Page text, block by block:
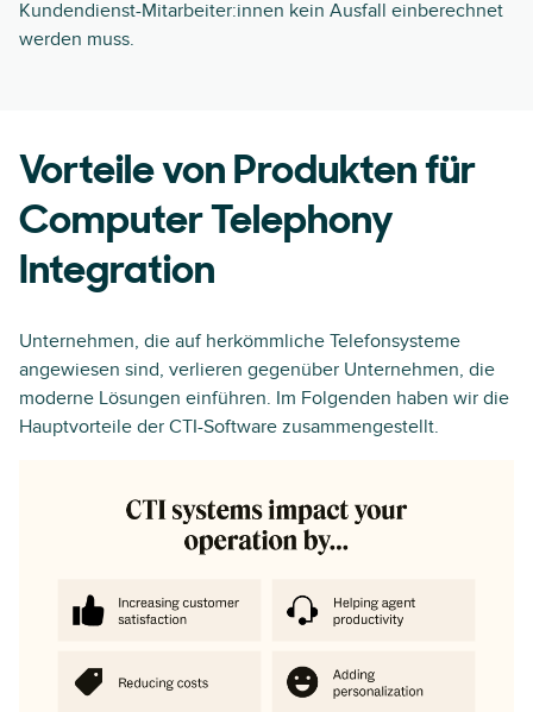
Kundendienst-Mitarbeiter:innen kein Ausfall einberechnet
werden muss.
Vorteile von Produkten für
Computer Telephony
Integration
Unternehmen, die auf herkömmliche Telefonsysteme
angewiesen sind, verlieren gegenüber Unternehmen, die
moderne Lösungen einführen. Im Folgenden haben wir die
Hauptvorteile der CTI-Software zusammengestellt.